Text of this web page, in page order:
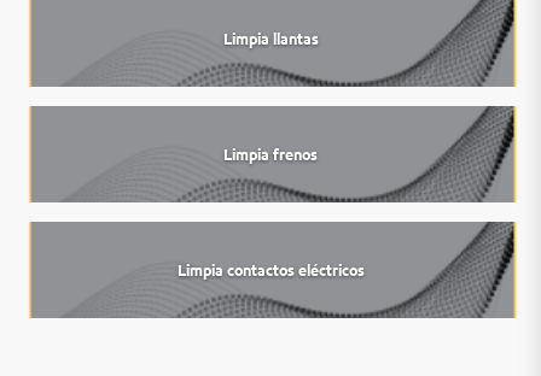
Limpia llantas
Limpia frenos
Limpia contactos eléctricos